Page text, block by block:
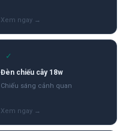
✓
Đèn chiếu cây 18w
Chiếu sáng cảnh quan